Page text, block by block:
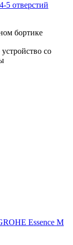
5 отверстий
бортике
со
Essence M